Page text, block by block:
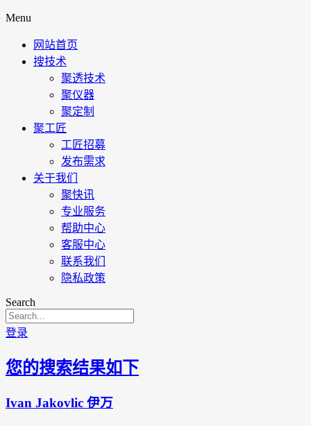
Menu
网站首页
搜技术
聚透技术
聚仪器
聚定制
聚工匠
工匠招募
发布需求
关于我们
聚快讯
专业服务
帮助中心
客服中心
联系我们
隐私政策
Search
登录
您的搜索结果如下
Ivan Jakovlic 伊万